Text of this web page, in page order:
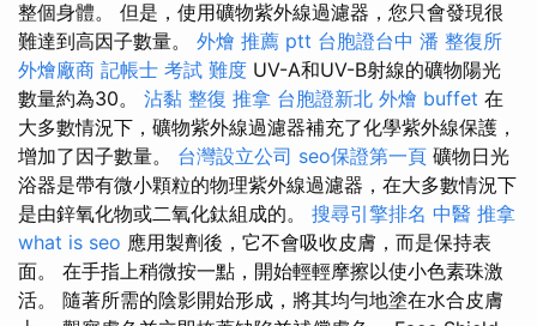
整個身體。 但是，使用礦物紫外線過濾器，您只會發現很
難達到高因子數量。 外燴 推薦 ptt 台胞證台中 潘 整復所
外燴廠商 記帳士 考試 難度 UV-A和UV-B射線的礦物陽光
數量約為30。 沾黏 整復 推拿 台胞證新北 外燴 buffet 在
大多數情況下，礦物紫外線過濾器補充了化學紫外線保護，
增加了因子數量。 台灣設立公司 seo保證第一頁 礦物日光
浴器是帶有微小顆粒的物理紫外線過濾器，在大多數情況下
是由鋅氧化物或二氧化鈦組成的。 搜尋引擎排名 中醫 推拿
what is seo 應用製劑後，它不會吸收皮膚，而是保持表
面。 在手指上稍微按一點，開始輕輕摩擦以使小色素珠激
活。 隨著所需的陰影開始形成，將其均勻地塗在水合皮膚